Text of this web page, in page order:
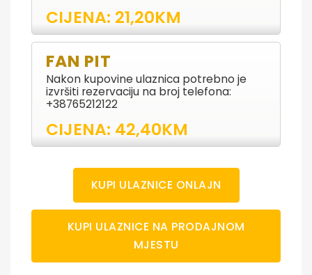
CIJENA: 21,20KM
FAN PIT
Nakon kupovine ulaznica potrebno je
izvršiti rezervaciju na broj telefona:
+38765212122
CIJENA: 42,40KM
KUPI ULAZNICE ONLAJN
KUPI ULAZNICE NA PRODAJNOM
MJESTU